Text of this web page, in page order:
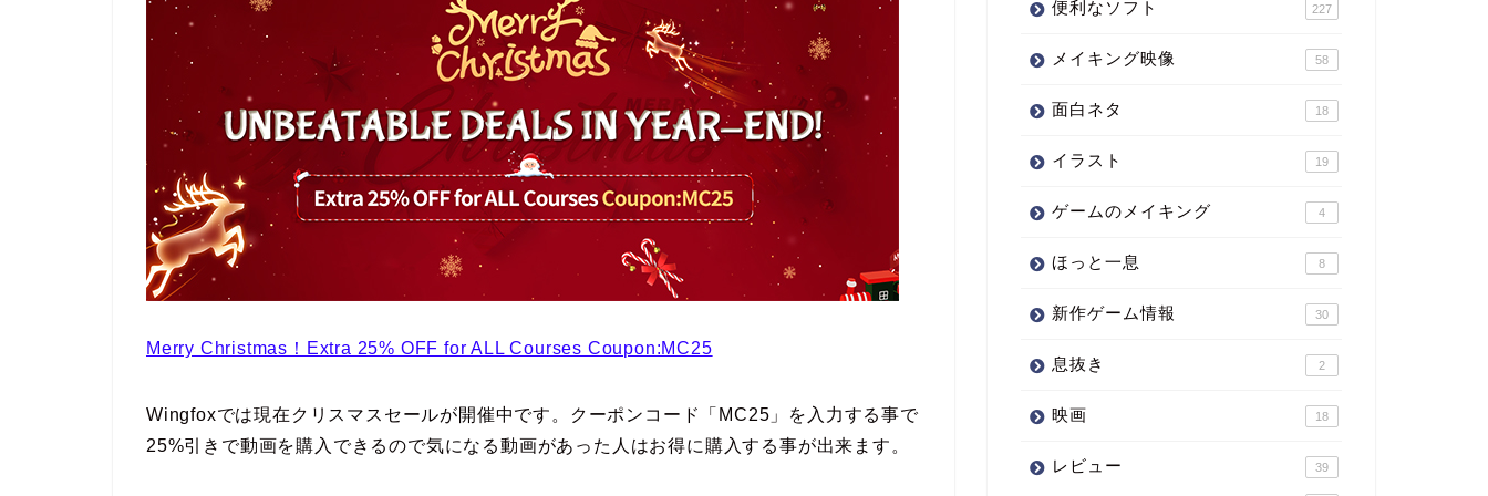
Merry Christmas！Extra 25% OFF for ALL Courses Coupon:MC25
Wingfoxでは現在クリスマスセールが開催中です。クーポンコード「MC25」を入力する事で
25%引きで動画を購入できるので気になる動画があった人はお得に購入する事が出来ます。
便利なソフト 227
メイキング映像 58
面白ネタ 18
イラスト 19
ゲームのメイキング 4
ほっと一息 8
新作ゲーム情報 30
息抜き 2
映画 18
レビュー 39